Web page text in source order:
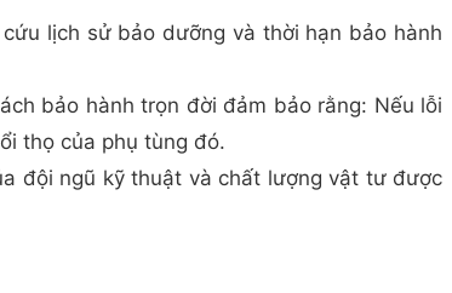
lịch sử bảo dưỡng và thời hạn bảo hành
bảo hành trọn đời đảm bảo rằng: Nếu lỗi
thọ của phụ tùng đó.
đội ngũ kỹ thuật và chất lượng vật tư được